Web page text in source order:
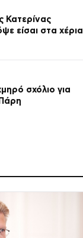
Κατερίνας
είσαι στα χέρια
σχόλιο για